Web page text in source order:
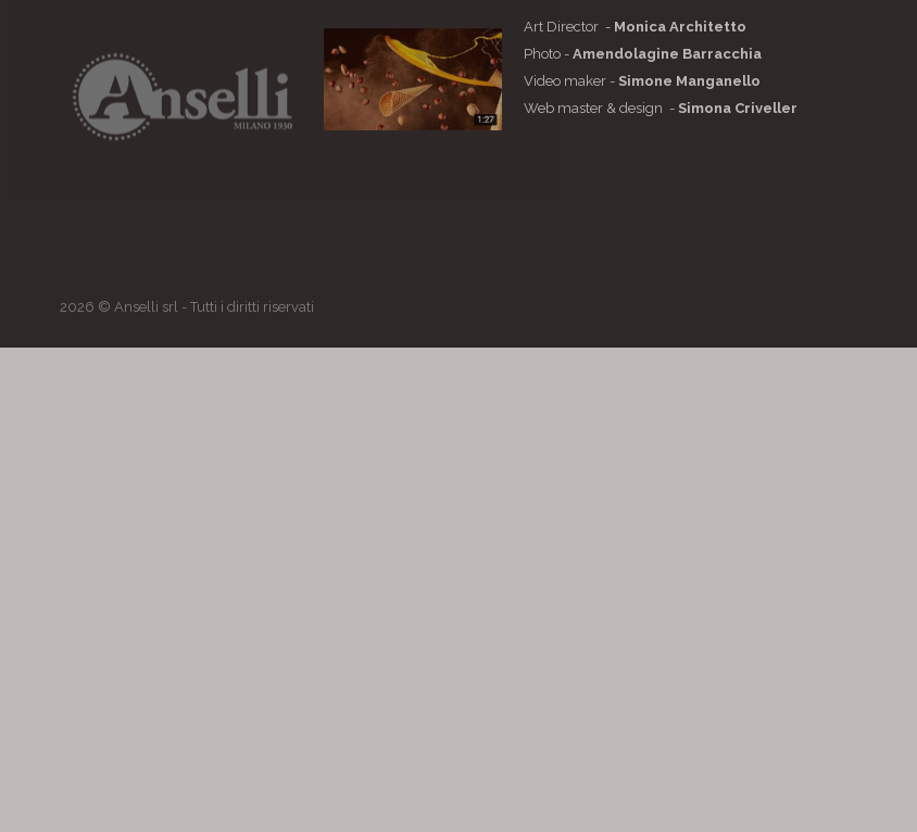
Art Director - Monica Architetto
Photo - Amendolagine Barracchia
Video maker - Simone Manganello
Web master & design - Simona Criveller
2026 © Anselli srl - Tutti i diritti riservati